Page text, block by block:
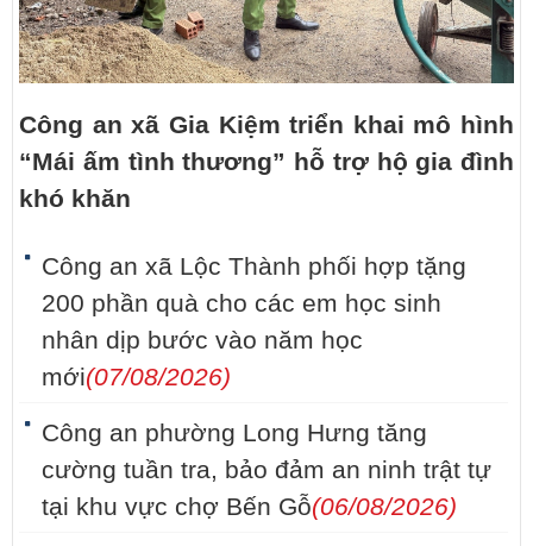
Công an xã Gia Kiệm triển khai mô hình
“Mái ấm tình thương” hỗ trợ hộ gia đình
khó khăn
Công an xã Lộc Thành phối hợp tặng
200 phần quà cho các em học sinh
nhân dịp bước vào năm học
mới(07/08/2026)
Công an phường Long Hưng tăng
cường tuần tra, bảo đảm an ninh trật tự
tại khu vực chợ Bến Gỗ(06/08/2026)